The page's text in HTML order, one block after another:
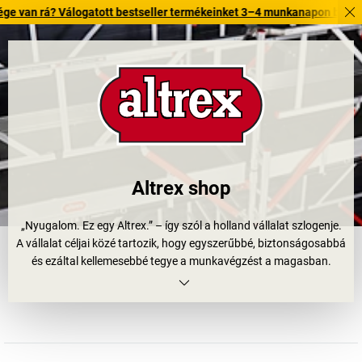
Válogatott bestseller termékeinket 3–4 munkanapon belül
Altrex shop
„Nyugalom. Ez egy Altrex.” – így szól a holland vállalat szlogenje.
A vállalat céljai közé tartozik, hogy egyszerűbbé, biztonságosabbá
és ezáltal kellemesebbé tegye a munkavégzést a magasban.